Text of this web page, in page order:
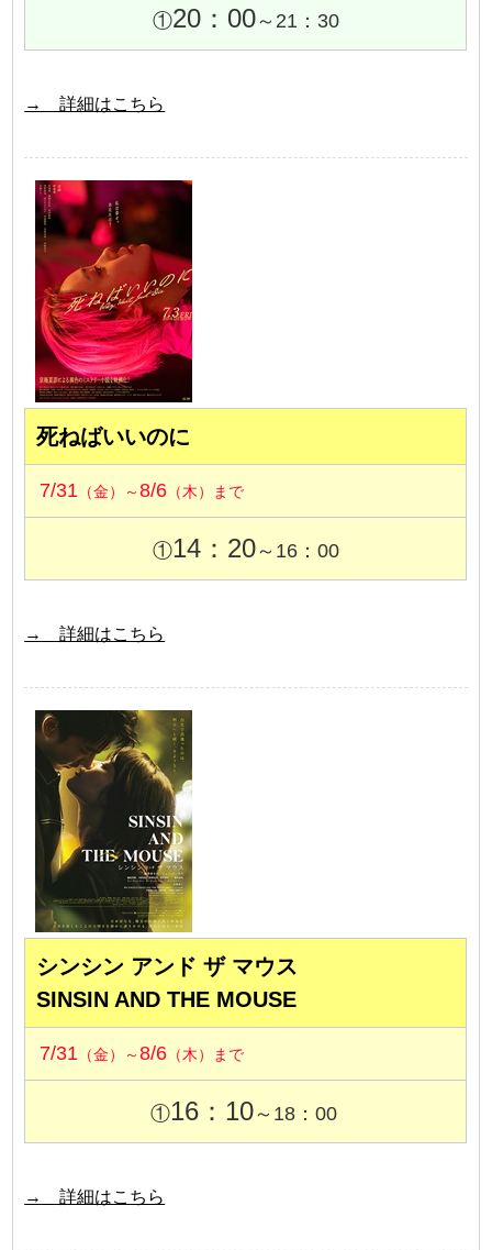
①20：00～21：30
→ 詳細はこちら
死ねばいいのに
7/31 （金）～8/6 （木）まで
①14：20～16：00
→ 詳細はこちら
シンシン アンド ザ マウス
SINSIN AND THE MOUSE
7/31 （金）～8/6 （木）まで
①16：10～18：00
→ 詳細はこちら